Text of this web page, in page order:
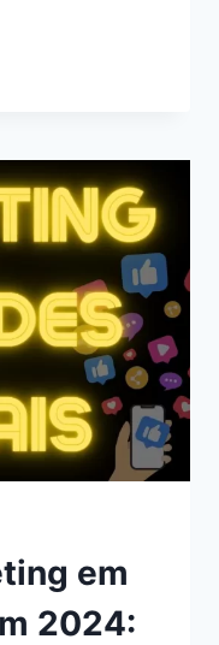
em
2024: